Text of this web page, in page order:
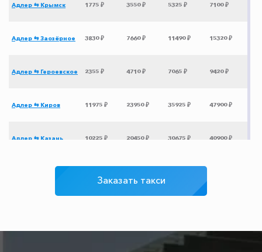
Адлер ⇆ Крымск 1775 ₽ 3550 ₽ 5325 ₽ 7100 ₽
Адлер ⇆ Заозёрное 3830 ₽ 7660 ₽ 11490 ₽ 15320 ₽
Адлер ⇆ Героевское 2355 ₽ 4710 ₽ 7065 ₽ 9420 ₽
Адлер ⇆ Киров 11975 ₽ 23950 ₽ 35925 ₽ 47900 ₽
Адлер ⇆ Казань 10225 ₽ 20450 ₽ 30675 ₽ 40900 ₽
Заказать такси